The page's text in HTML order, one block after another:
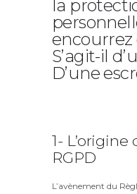
la
encourrez
S’agit-il
D’une
1- L’origine
RGPD
L’avènement du